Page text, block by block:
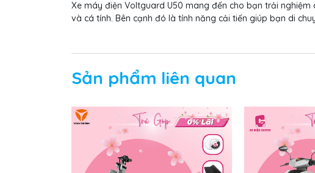
Xe máy điện Voltguard U50 mang đến cho bạn trải
và cá tính. Bên cạnh đó là tính năng cải tiến giúp bạn di
Sản phẩm liên quan